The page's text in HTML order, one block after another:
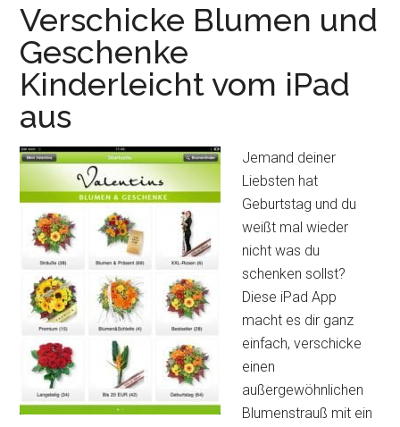
Verschicke Blumen und
Geschenke
Kinderleicht vom iPad
aus
Jemand deiner
Liebsten hat
Geburtstag und du
weißt mal wieder
nicht was du
schenken sollst?
Diese iPad App
macht es dir ganz
einfach, verschicke
einen
außergewöhnlichen
Blumenstrauß mit ein